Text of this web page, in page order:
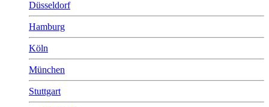
Düsseldorf
Hamburg
Köln
München
Stuttgart